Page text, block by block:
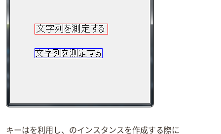
キーはStringFormatを利用し、StringFormatのインスタンスを作成する際に